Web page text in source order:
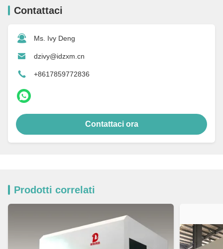
Contattaci
Ms. Ivy Deng
dzivy@idzxm.cn
+8617859772836
Contattaci ora
Prodotti correlati